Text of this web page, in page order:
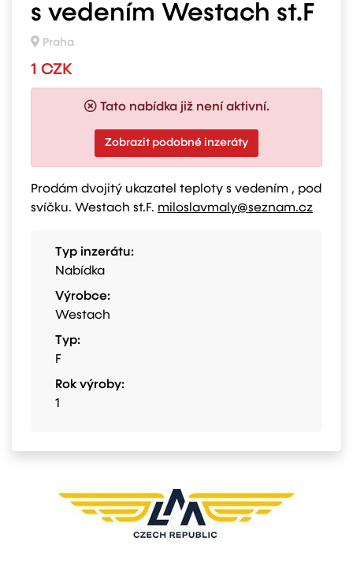
s vedením Westach st.F
Praha
1 CZK
Tato nabídka již není aktivní.
Zobrazit podobné inzeráty
Prodám dvojitý ukazatel teploty s vedením , pod
svíčku. Westach st.F. miloslavmaly@seznam.cz
Typ inzerátu:
Nabídka
Výrobce:
Westach
Typ:
F
Rok výroby:
1